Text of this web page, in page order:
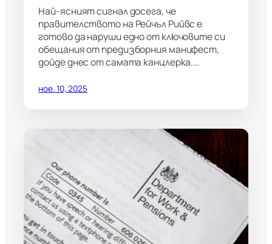
Най-ясният сигнал досега, че
правителството на Рейчъл Рийвс е
готово да наруши едно от ключовите си
обещания от предизборния манифест,
дойде днес от самата канцлерка.…
ное. 10, 2025